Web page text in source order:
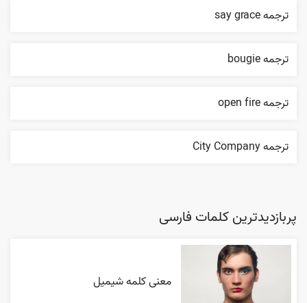
ترجمه say grace
ترجمه bougie
ترجمه open fire
ترجمه City Company
پربازدیدترین کلمات فارسی
معنی کلمه شیمیل